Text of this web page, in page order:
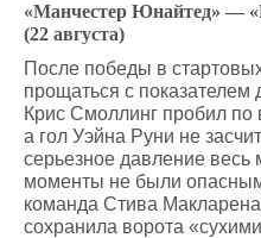
«Манчестер Юнайтед» —
(22 августа)
После победы в
прощаться с
Крис Смоллинг пробил по
а гол Уэйна Руни не
серьезное давление весь
моменты не были
команда Стива Макларена
сохранила ворота